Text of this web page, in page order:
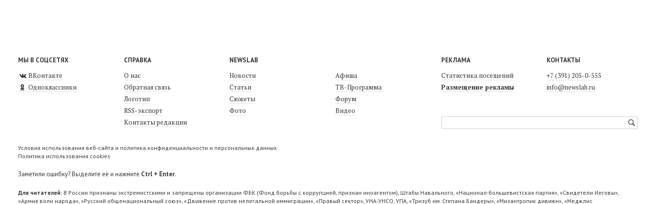
МЫ В СОЦСЕТЯХ
ВКонтакте
Одноклассники
СПРАВКА
О нас
Обратная связь
Логотип
RSS-экспорт
Контакты редакции
NEWSLAB
Новости
Статьи
Сюжеты
Фото
Афиша
ТВ-Программа
Форум
Видео
РЕКЛАМА
Статистика посещений
Размещение рекламы
КОНТАКТЫ
+7 (391) 205-0-555
info@newslab.ru
Условия использования веб-сайта и политика конфиденциальности и персональных данных
Политика использования cookies
Заметили ошибку? Выделите её и нажмите Ctrl + Enter.
Для читателей: В России признаны экстремистскими и запрещены организации ФБК (Фонд борьбы с коррупцией, признан иноагентом), Штабы Навального, «Национал-большевистская партия», «Свидетели Иеговы»,
«Армия воли народа», «Русский общенациональный союз», «Движение против нелегальной иммиграции», «Правый сектор», УНА-УНСО, УПА, «Тризуб им. Степана Бандеры», «Мизантропик дивижн», «Меджлис